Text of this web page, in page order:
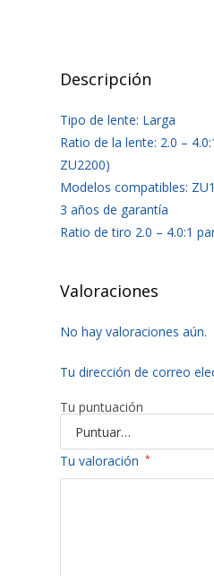
Descripción
Tipo de lente: Larga
Ratio de la lente: 2.0 –
ZU2200)
Modelos compatibles:
3 años de garantía
Ratio de tiro 2.0 – 4.0:1
Valoraciones
No hay valoraciones aún.
Tu dirección de correo
Tu puntuación
Tu valoración *